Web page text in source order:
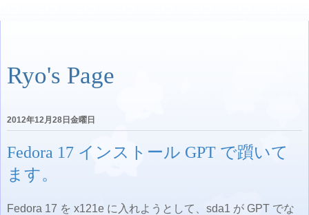
Ryo's Page
2012年12月28日金曜日
Fedora 17 インストール GPT で躓いて
ます。
Fedora 17 を x121e に入れようとして、sda1 が GPT でな